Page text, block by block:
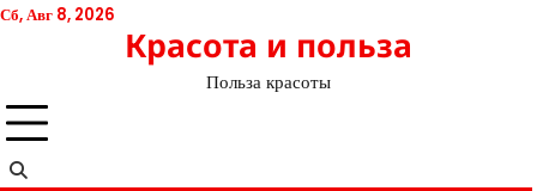
Перейти
Сб, Авг 8, 2026
Красота и польза
Польза красоты